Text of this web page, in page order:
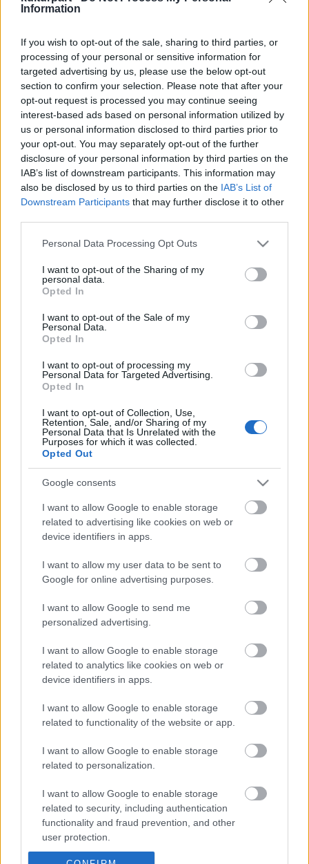
Information
If you wish to opt-out of the sale, sharing to third parties, or
processing of your personal or sensitive information for
targeted advertising by us, please use the below opt-out
section to confirm your selection. Please note that after your
opt-out request is processed you may continue seeing
interest-based ads based on personal information utilized by
us or personal information disclosed to third parties prior to
your opt-out. You may separately opt-out of the further
disclosure of your personal information by third parties on the
IAB’s list of downstream participants. This information may
also be disclosed by us to third parties on the IAB’s List of
Downstream Participants that may further disclose it to other
Please note that this website/app uses one or more Google
not limited to your visit or usage behaviour. You may click to
grant or deny consent to Google and its third-party tags to
use your data for below specified purposes in below Google
consent section.
Personal Data Processing Opt Outs
I want to opt-out of the Sharing of my
personal data.
Opted In
I want to opt-out of the Sale of my
Personal Data.
Opted In
I want to opt-out of processing my
Personal Data for Targeted Advertising.
Opted In
I want to opt-out of Collection, Use,
Retention, Sale, and/or Sharing of my
Personal Data that Is Unrelated with the
Purposes for which it was collected.
Opted Out
Google consents
I want to allow Google to enable storage
related to advertising like cookies on web or
device identifiers in apps.
I want to allow my user data to be sent to
Google for online advertising purposes.
I want to allow Google to send me
personalized advertising.
I want to allow Google to enable storage
related to analytics like cookies on web or
device identifiers in apps.
I want to allow Google to enable storage
related to functionality of the website or app.
I want to allow Google to enable storage
related to personalization.
I want to allow Google to enable storage
related to security, including authentication
functionality and fraud prevention, and other
user protection.
játszódik - a legjobb vígjátéksorozat díját
Film Sorozatok
ÉS GRANDIÓZUS EURÓPAI CSATÁK
SZEMBE MERSZ NÉZNI AZZAL, AKIVÉ
VÁLHATTÁL VOLNA?
TITKOK: ITT A SHELBY OAKS – A GONOSZ
NYOMÁBAN MAGYAR ELŐZETESE
A bejegyzés trackback címe:
Kommentek:
A hozzászólások avonatkozó jogszabályok
nem vállal, azokat nem ellenőrzi. Kifogás esetén forduljon a blog szerkesztőjéhez.
Részletek aFelhasználási feltételekbenés azadatvédelmi tájékoztatóban
Legolvasottabb
Megdöbbentő fotók a néptelen fővárosról
Top 10: ezek a legjobb szerelmes filmek
A 10 legütősebb drogos film
Megjöttek a meztelen hősnők